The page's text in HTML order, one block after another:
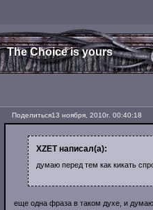
The Choice is yours
Поделиться13 ноября, 2010г. 00:40:18
XZET написал(а):
думаю перед тем как кикать
еще одна фраза в таком духе, и думаю